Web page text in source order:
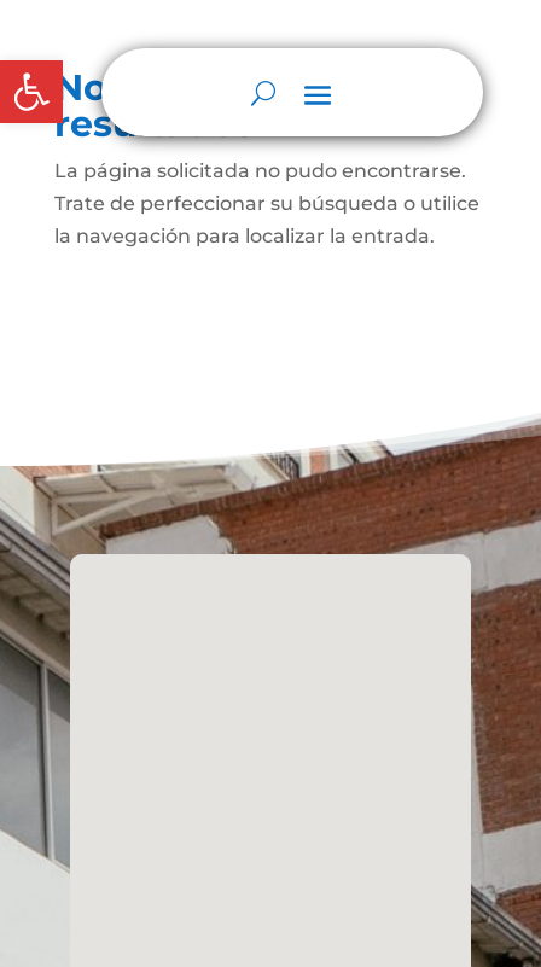
Abrir barra de herramientas
No se encontraron
resultados
La página solicitada no pudo encontrarse.
Trate de perfeccionar su búsqueda o utilice
la navegación para localizar la entrada.